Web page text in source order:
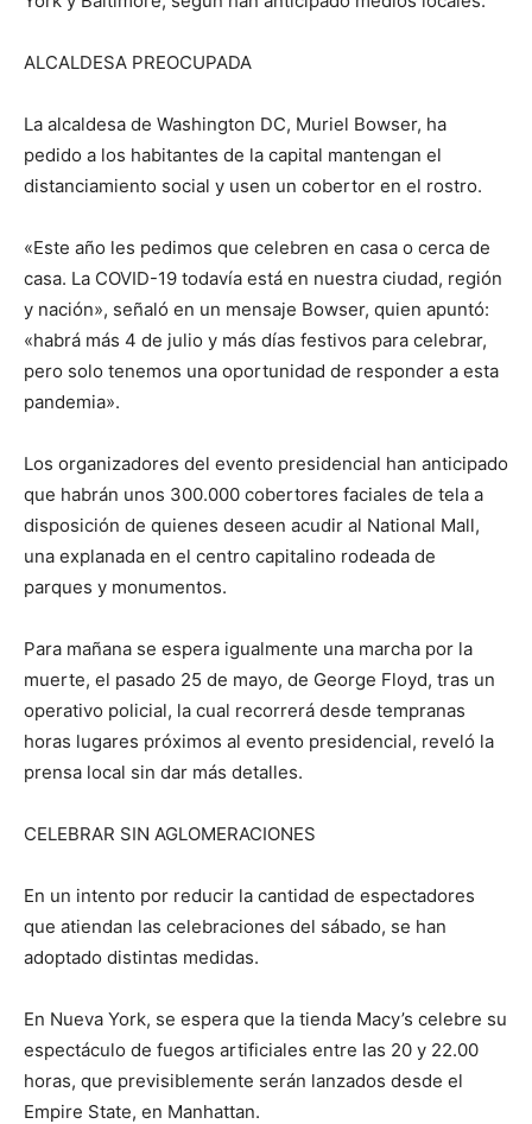
ALCALDESA PREOCUPADA
La alcaldesa de Washington DC, Muriel Bowser, ha
pedido a los habitantes de la capital mantengan el
distanciamiento social y usen un cobertor en el rostro.
«Este año les pedimos que celebren en casa o cerca de
casa. La COVID-19 todavía está en nuestra ciudad, región
y nación», señaló en un mensaje Bowser, quien apuntó:
«habrá más 4 de julio y más días festivos para celebrar,
pero solo tenemos una oportunidad de responder a esta
pandemia».
Los organizadores del evento presidencial han anticipado
que habrán unos 300.000 cobertores faciales de tela a
disposición de quienes deseen acudir al National Mall,
una explanada en el centro capitalino rodeada de
parques y monumentos.
Para mañana se espera igualmente una marcha por la
muerte, el pasado 25 de mayo, de George Floyd, tras un
operativo policial, la cual recorrerá desde tempranas
horas lugares próximos al evento presidencial, reveló la
prensa local sin dar más detalles.
CELEBRAR SIN AGLOMERACIONES
En un intento por reducir la cantidad de espectadores
que atiendan las celebraciones del sábado, se han
adoptado distintas medidas.
En Nueva York, se espera que la tienda Macy’s celebre su
espectáculo de fuegos artificiales entre las 20 y 22.00
horas, que previsiblemente serán lanzados desde el
Empire State, en Manhattan.